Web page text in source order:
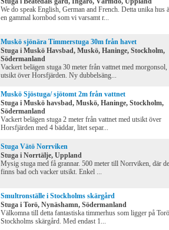
We do speak English, German and French. Detta unika hus
en gammal kornbod som vi varsamt r...
Muskö sjönära Timmerstuga 30m från havet
Stuga i Muskö Havsbad, Muskö, Haninge, Stockholm,
Södermanland
Vackert belägen stuga 30 meter från vattnet med morgonsol,
utsikt över Horsfjärden. Ny dubbelsäng...
Muskö Sjöstuga/ sjötomt 2m från vattnet
Stuga i Muskö havsbad, Muskö, Haninge, Stockholm,
Södermanland
Vackert belägen stuga 2 meter från vattnet med utsikt över
Horsfjärden med 4 bäddar, litet separ...
Stuga Vätö Norrviken
Stuga i Norrtälje, Uppland
Mysig stuga med få grannar. 500 meter till Norrviken, där
finns bad och vacker utsikt. Enkel ...
Smultronställe i Stockholms skärgård
Stuga i Torö, Nynäshamn, Södermanland
Välkomna till detta fantastiska timmerhus som ligger på
Stockholms skärgård. Med endast 1...